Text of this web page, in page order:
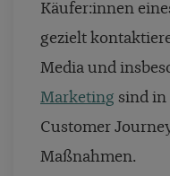
Käufer:innen
gezielt
Media und
Marketing sind in
Customer
Maßnahmen.